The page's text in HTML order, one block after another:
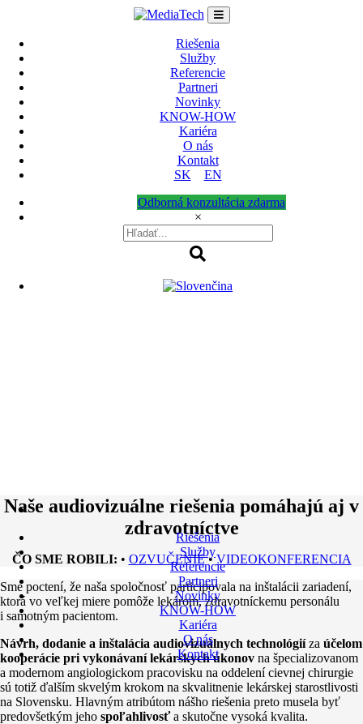
Riešenia
Služby
Referencie
Partneri
Novinky
KNOW-HOW
Kariéra
O nás
Kontakt
SK
EN
Odborná konzultácia zdarma
×
Riešenia
Služby
Referencie
Partneri
Novinky
KNOW-HOW
Kariéra
O nás
Kontakt
Naše audiovizuálne riešenia pomáhajú aj v
zdravotníctve
ČO SME ROBILI: • OZVUČENIE•VIDEOKONFERENCIA
Sme poctení, že naša spoločnosť participovala na inštalácii zariadení,
ktorá vo veľkej miere pomôže lekárom, zdravotníckemu personálu
i samotným pacientom.
Návrh, dodanie a inštalácia audiovizuálnych technológiíza účelom
kooperácie pri vykonávaní lekárskych úkonov na špecializovanom
a modernom angiologickom pracovisku na oddelení cievnej chirurgie
sú totiž ďalším skvelým krokom na skvalitnenie lekárskej starostlivosti
na Slovensku. Hlavným atribútom nášho riešenia preto musela byť
predovšetkým jeho spoľahlivosťa skutočne vysoká kvalita.